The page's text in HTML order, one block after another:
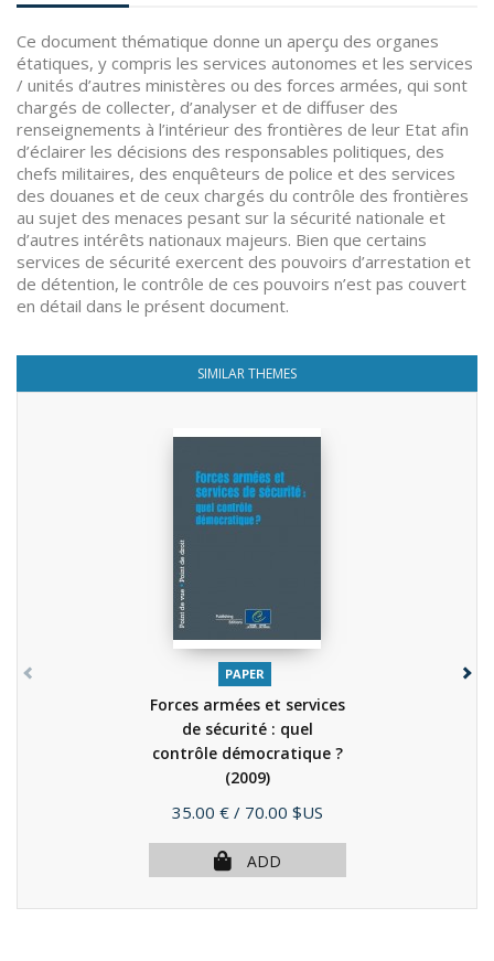
Ce document thématique donne un aperçu des organes
étatiques, y compris les services autonomes et les services
/ unités d’autres ministères ou des forces armées, qui sont
chargés de collecter, d’analyser et de diffuser des
renseignements à l’intérieur des frontières de leur Etat afin
d’éclairer les décisions des responsables politiques, des
chefs militaires, des enquêteurs de police et des services
des douanes et de ceux chargés du contrôle des frontières
au sujet des menaces pesant sur la sécurité nationale et
d’autres intérêts nationaux majeurs. Bien que certains
services de sécurité exercent des pouvoirs d’arrestation et
de détention, le contrôle de ces pouvoirs n’est pas couvert
en détail dans le présent document.
SIMILAR THEMES
PAPER
Forces armées et services
de sécurité : quel
contrôle démocratique ?
(2009)
Price
35.00 € / 70.00 $US
ADD